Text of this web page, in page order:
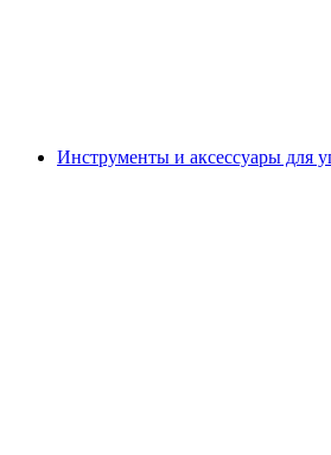
Инструменты и аксессуары для